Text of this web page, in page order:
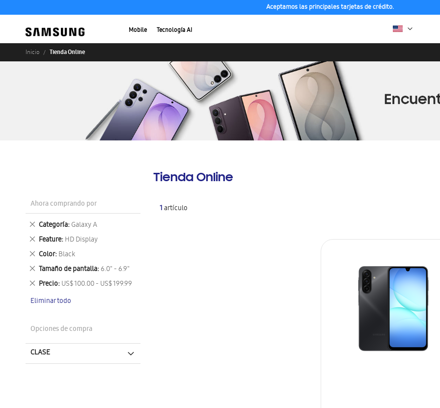
Aceptamos las principales tarjetas de crédito.
Mobile Tecnología AI
Inicio Tienda Online
Tienda Online
1artículo
Ahora comprando por
Categoría Galaxy A
Eliminar
este
artículo
Feature HD Display
Eliminar
este
artículo
Color Black
Eliminar
este
artículo
Tamaño de pantalla 6.0" - 6.9"
Eliminar
este
artículo
Precio US$ 100.00 - US$ 199.99
Eliminar
artículo
Eliminar todo
Opciones de compra
CLASE